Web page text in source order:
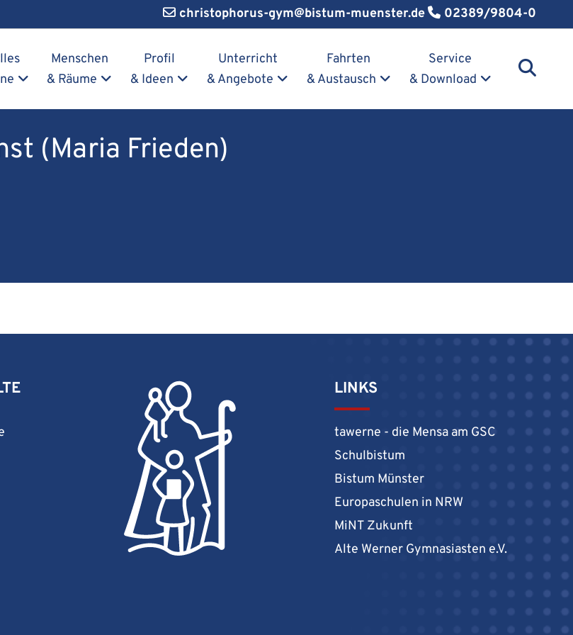
christophorus-gym@bistum-muenster.de
02389/9804-0
Menschen
& Räume
Profil
& Ideen
Unterricht
& Angebote
Fahrten
& Austausch
Service
& Download
(Maria Frieden)
LINKS
tawerne - die Mensa am GSC
Schulbistum
Bistum Münster
Europaschulen in NRW
MiNT Zukunft
Alte Werner Gymnasiasten e.V.